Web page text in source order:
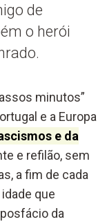
de
o herói
minutos”
e a Europa
e da
e refilão, sem
a fim de cada
que
da